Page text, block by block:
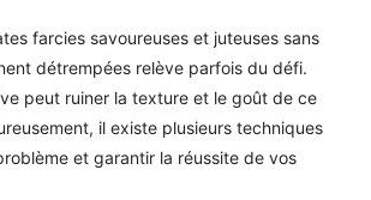
farcies savoureuses et juteuses sans
détrempées relève parfois du défi.
peut ruiner la texture et le goût de ce
il existe plusieurs techniques
et garantir la réussite de vos